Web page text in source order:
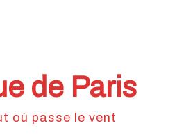
de Paris
où passe le vent